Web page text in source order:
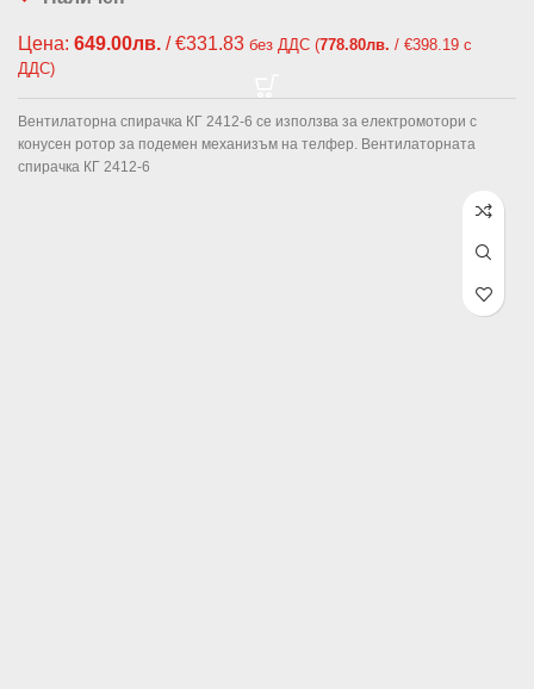
Цена: 649.00лв. / €331.83 без ДДС (778.80лв. / €398.19 с
ДДС)
Вентилаторна спирачка КГ 2412-6 се използва за електромотори с
конусен ротор за подемен механизъм на телфер. Вентилаторната
спирачка КГ 2412-6